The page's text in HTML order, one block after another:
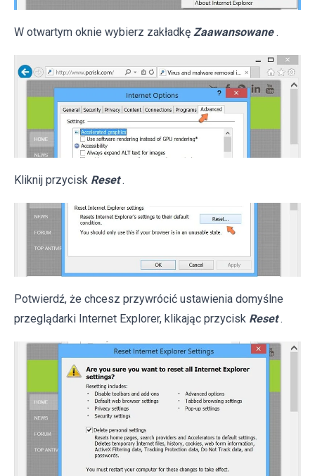
W otwartym oknie wybierz zakładkę Zaawansowane .
Kliknij przycisk Reset .
Potwierdź, że chcesz przywrócić ustawienia domyślne
przeglądarki Internet Explorer, klikając przycisk Reset .